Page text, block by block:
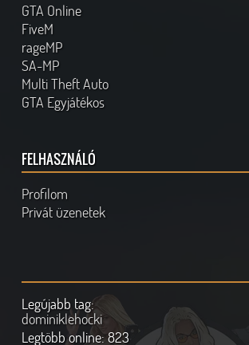
GTA Online
FiveM
rageMP
SA-MP
Multi Theft Auto
GTA Egyjátékos
FELHASZNÁLÓ
Profilom
Privát üzenetek
Legújabb tag:
dominiklehocki
Legtöbb online:823